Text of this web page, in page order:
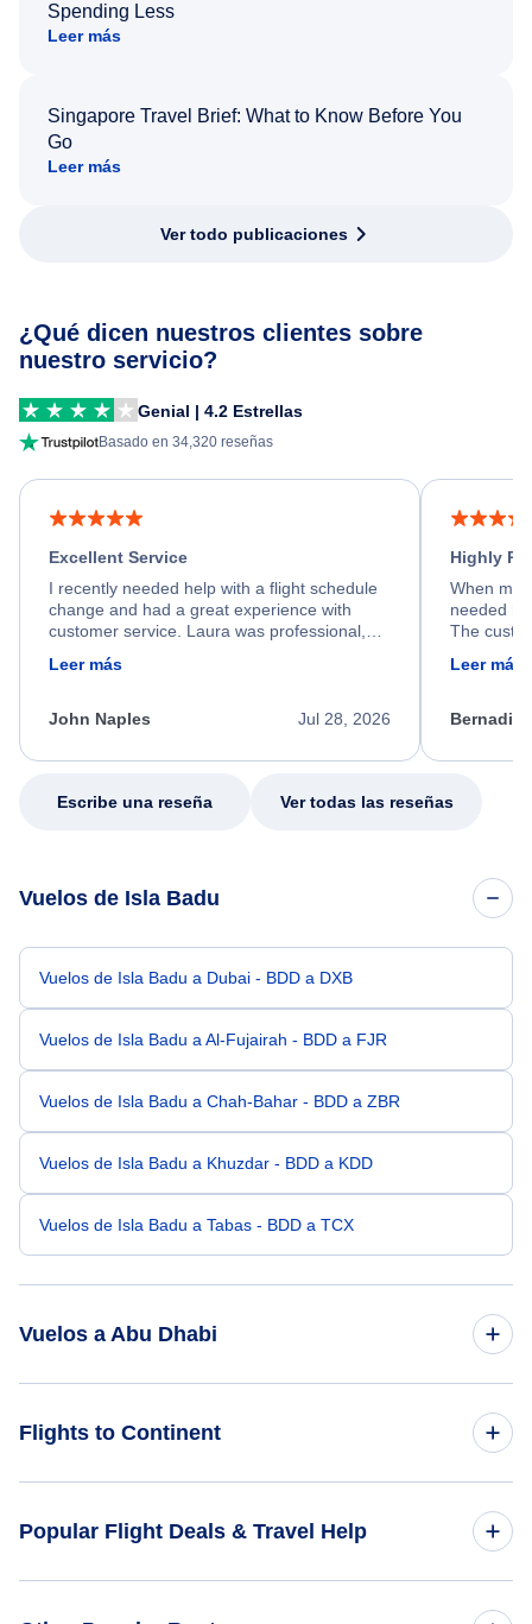
Spending Less
Leer más
Singapore Travel Brief: What to Know Before You
Go
Leer más
Ver todo publicaciones
¿Qué dicen nuestros clientes sobre
nuestro servicio?
Genial | 4.2 Estrellas
Basado en 34,320 reseñas
Excellent Service
I recently needed help with a flight schedule
change and had a great experience with
customer service. Laura was professional,
friendly, and very helpful throughout the
process. She quickly found a solution and
appreciate her excellent service.
Leer más
Jul 28, 2026
John Naples
Highly
When my
needed
The
calm,
my issue.
Leer más
Escribe una reseña Ver todas las reseñas
Vuelos de Isla Badu
Vuelos de Isla Badu a Dubai - BDD a DXB
Vuelos de Isla Badu a Al-Fujairah - BDD a FJR
Vuelos de Isla Badu a Chah-Bahar - BDD a ZBR
Vuelos de Isla Badu a Khuzdar - BDD a KDD
Vuelos de Isla Badu a Tabas - BDD a TCX
Vuelos a Abu Dhabi
Vuelos de Manila a Abu Dhabi - MNL a AUH
Flights to Continent
Popular Flight Deals & Travel Help